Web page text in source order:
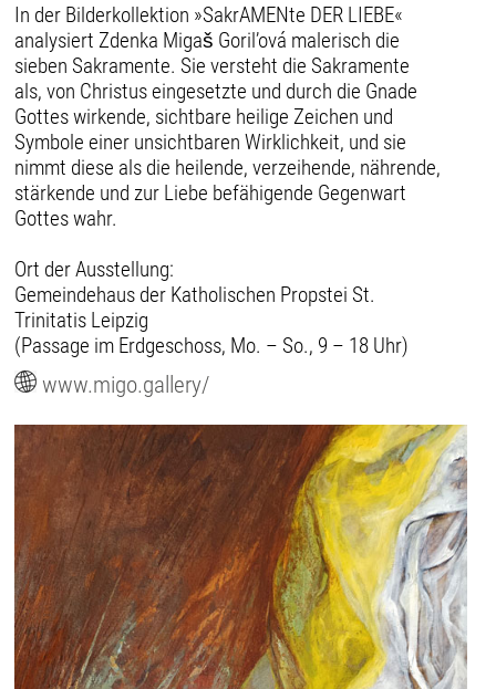
In der Bilderkollektion »SakrAMENte DER LIEBE«
analysiert Zdenka Migaš Goril’ová malerisch die
sieben Sakramente. Sie versteht die Sakramente
als, von Christus eingesetzte und durch die Gnade
Gottes wirkende, sichtbare heilige Zeichen und
Symbole einer unsichtbaren Wirklichkeit, und sie
nimmt diese als die heilende, verzeihende, nährende,
stärkende und zur Liebe befähigende Gegenwart
Gottes wahr.
Ort der Ausstellung:
Gemeindehaus der Katholischen Propstei St.
Trinitatis Leipzig
(Passage im Erdgeschoss, Mo. – So., 9 – 18 Uhr)
www.migo.gallery/